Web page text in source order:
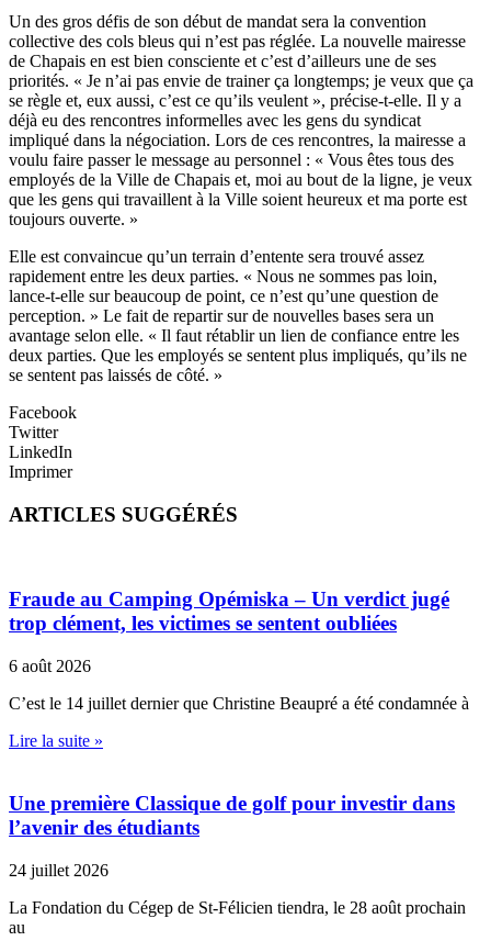
Un des gros défis de son début de mandat sera la convention
collective des cols bleus qui n’est pas réglée. La nouvelle mairesse
de Chapais en est bien consciente et c’est d’ailleurs une de ses
priorités. « Je n’ai pas envie de trainer ça longtemps; je veux que ça
se règle et, eux aussi, c’est ce qu’ils veulent », précise-t-elle. Il y a
déjà eu des rencontres informelles avec les gens du syndicat
impliqué dans la négociation. Lors de ces rencontres, la mairesse a
voulu faire passer le message au personnel : « Vous êtes tous des
employés de la Ville de Chapais et, moi au bout de la ligne, je veux
que les gens qui travaillent à la Ville soient heureux et ma porte est
toujours ouverte. »
Elle est convaincue qu’un terrain d’entente sera trouvé assez
rapidement entre les deux parties. « Nous ne sommes pas loin,
lance-t-elle sur beaucoup de point, ce n’est qu’une question de
perception. » Le fait de repartir sur de nouvelles bases sera un
avantage selon elle. « Il faut rétablir un lien de confiance entre les
deux parties. Que les employés se sentent plus impliqués, qu’ils ne
se sentent pas laissés de côté. »
Facebook
Twitter
LinkedIn
Imprimer
ARTICLES SUGGÉRÉS
Fraude au Camping Opémiska – Un verdict jugé
trop clément, les victimes se sentent oubliées
6 août 2026
C’est le 14 juillet dernier que Christine Beaupré a été condamnée à
Lire la suite »
Une première Classique de golf pour investir dans
l’avenir des étudiants
24 juillet 2026
La Fondation du Cégep de St-Félicien tiendra, le 28 août prochain
au